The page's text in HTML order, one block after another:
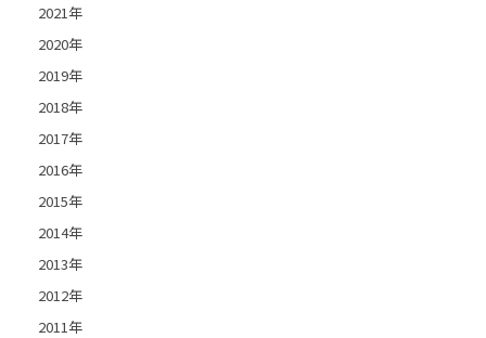
2021年
2020年
2019年
2018年
2017年
2016年
2015年
2014年
2013年
2012年
2011年